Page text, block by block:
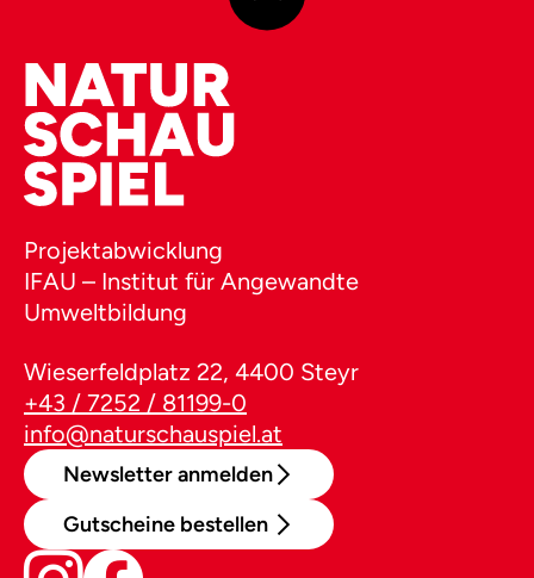
Projektabwicklung
IFAU – Institut für Angewandte
Umweltbildung
Wieserfeldplatz 22, 4400 Steyr
+43 / 7252 / 81199-0
info@naturschauspiel.at
Newsletter anmelden
Gutscheine bestellen